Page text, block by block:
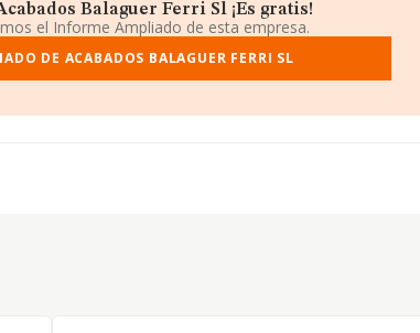
Balaguer Ferri Sl ¡Es gratis!
el Informe Ampliado de esta empresa.
DE ACABADOS BALAGUER FERRI SL